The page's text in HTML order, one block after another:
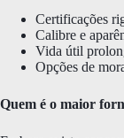
Certificações
Calibre e
Vida útil
Opções de
Quem é o maior